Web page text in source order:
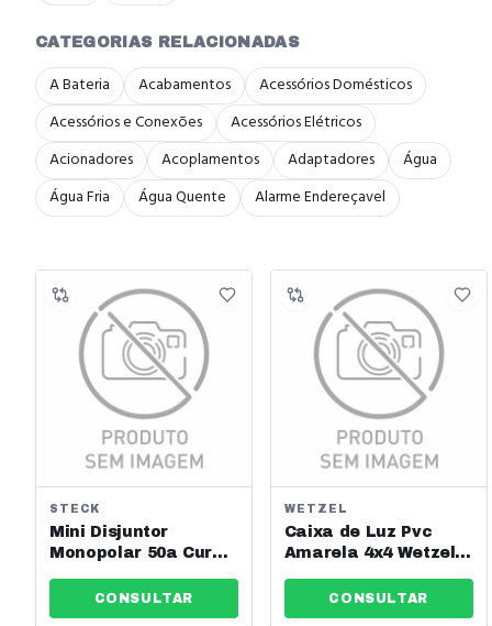
CATEGORIAS RELACIONADAS
A Bateria Acabamentos
Acessórios Domésticos
Acessórios e Conexões
Acessórios Elétricos
Acionadores
Acoplamentos Adaptadores
Água
Água Fria
Água Quente Alarme Endereçavel
STECK
Mini Disjuntor
Monopolar 50a Curva
Sdzd61c50
CONSULTAR
WETZEL
Caixa de Luz Pvc
Amarela 4x4 Wetzel
CONSULTAR